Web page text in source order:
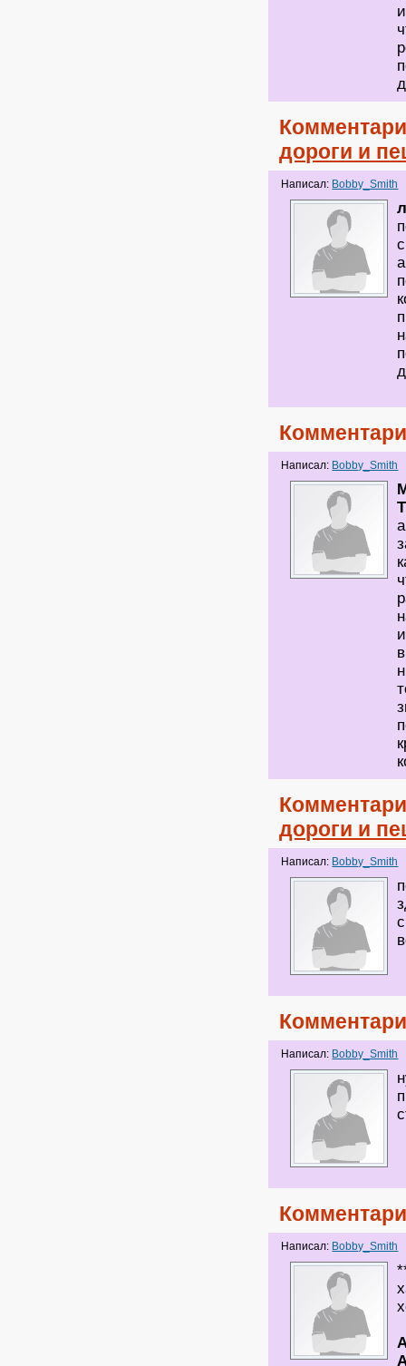
дороги и
Написал: Bobby_Smith
Написал: Bobby_Smith
дороги и
Написал: Bobby_Smith
Написал: Bobby_Smith
Написал: Bobby_Smith